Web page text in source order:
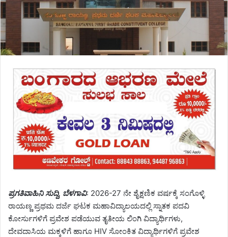
ಪ್ರಗತಿವಾಹಿನಿ ಸುದ್ದಿ, ಬೆಳಗಾವಿ: 2026-27 ನೇ ಶೈಕ್ಷಣಿಕ ವರ್ಷಕ್ಕೆ ಸಂಗೊಳ್ಳಿ
ರಾಯಣ್ಣ ಪ್ರಥಮ ದರ್ಜೆ ಘಟಕ ಮಹಾವಿದ್ಯಾಲಯದಲ್ಲಿ ಸ್ನಾತಕ ಪದವಿ
ಕೋರ್ಸುಗಳಿಗೆ ಪ್ರವೇಶ ಪಡೆಯುವ ತೃತೀಯ ಲಿಂಗಿ ವಿದ್ಯಾರ್ಥಿಗಳು,
ದೇವದಾಸಿಯ ಮಕ್ಕಳಿಗೆ ಹಾಗೂ HIV ಸೋಂಕಿತ ವಿದ್ಯಾರ್ಥಿಗಳಿಗೆ ಪ್ರವೇಶ